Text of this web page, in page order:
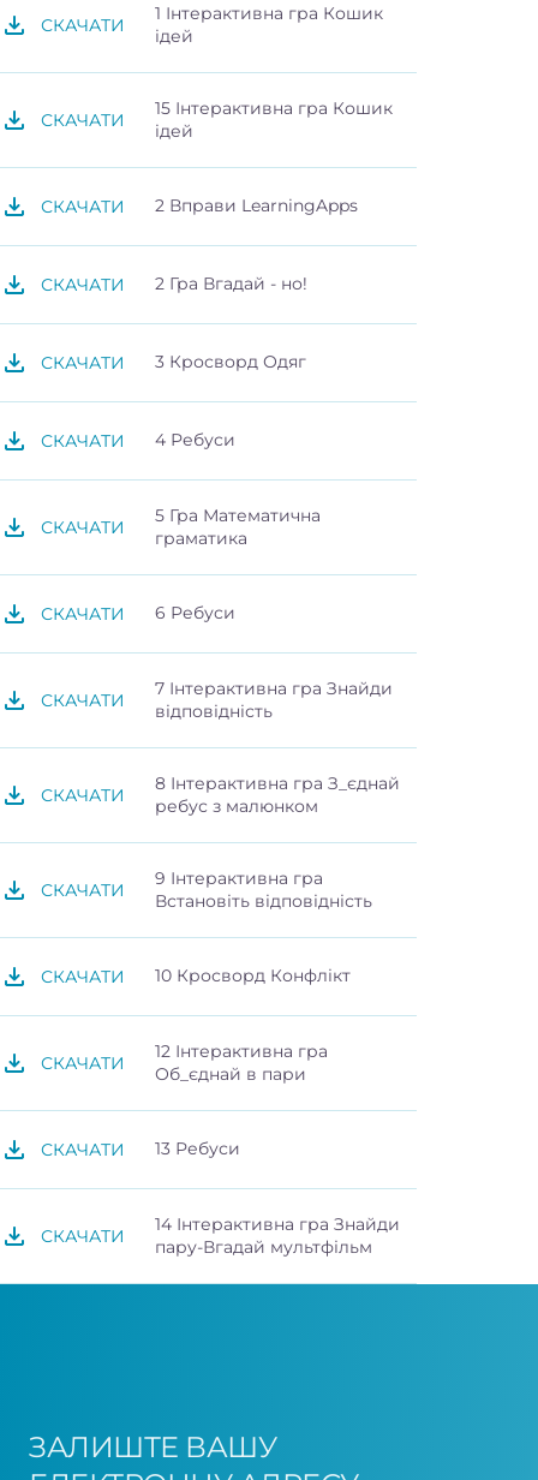
СКАЧАТИ
1 Інтерактивна гра Кошик
ідей
СКАЧАТИ
15 Інтерактивна гра Кошик
ідей
СКАЧАТИ 2 Вправи LearningApps
СКАЧАТИ 2 Гра Вгадай - но!
СКАЧАТИ 3 Кросворд Одяг
СКАЧАТИ 4 Ребуси
СКАЧАТИ
5 Гра Математична
граматика
СКАЧАТИ 6 Ребуси
СКАЧАТИ
7 Інтерактивна гра Знайди
відповідність
СКАЧАТИ
8 Інтерактивна гра З_єднай
ребус з малюнком
СКАЧАТИ
9 Інтерактивна гра
Встановіть відповідність
СКАЧАТИ 10 Кросворд Конфлікт
СКАЧАТИ
12 Інтерактивна гра
Об_єднай в пари
СКАЧАТИ 13 Ребуси
СКАЧАТИ
14 Інтерактивна гра Знайди
пару-Вгадай мультфільм
ЗАЛИШТЕ ВАШУ